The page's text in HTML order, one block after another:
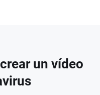
un vídeo